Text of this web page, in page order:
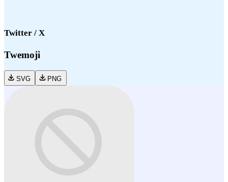
Twitter / X
Twemoji
SVG PNG